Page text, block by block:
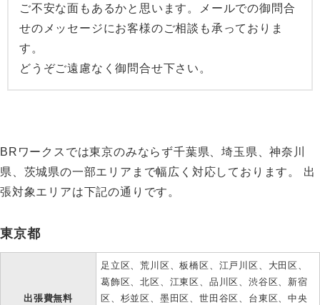
ご不安な面もあるかと思います。メールでの御問合
せのメッセージにお客様のご相談も承っておりま
す。
どうぞご遠慮なく御問合せ下さい。
BRワークスでは東京のみならず千葉県、埼玉県、神奈川
県、茨城県の一部エリアまで幅広く対応しております。 出
張対象エリアは下記の通りです。
東京都
出張費無料
足立区、荒川区、板橋区、江戸川区、大田区、
葛飾区、北区、江東区、品川区、渋谷区、新宿
区、杉並区、墨田区、世田谷区、台東区、中央